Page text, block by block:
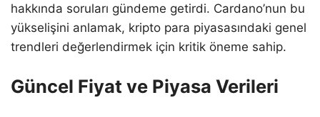
hakkında soruları gündeme getirdi. Cardano’nun bu
yükselişini anlamak, kripto para piyasasındaki genel
trendleri değerlendirmek için kritik öneme sahip.
Güncel Fiyat ve Piyasa Verileri